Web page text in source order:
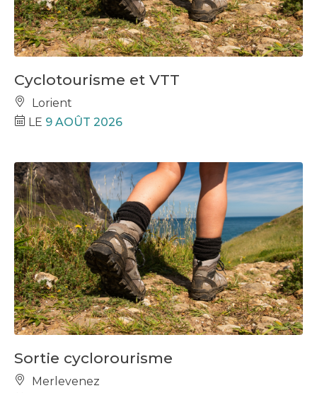
Cyclotourisme et VTT
Lorient
LE 9 AOÛT 2026
Sortie cyclorourisme
Merlevenez